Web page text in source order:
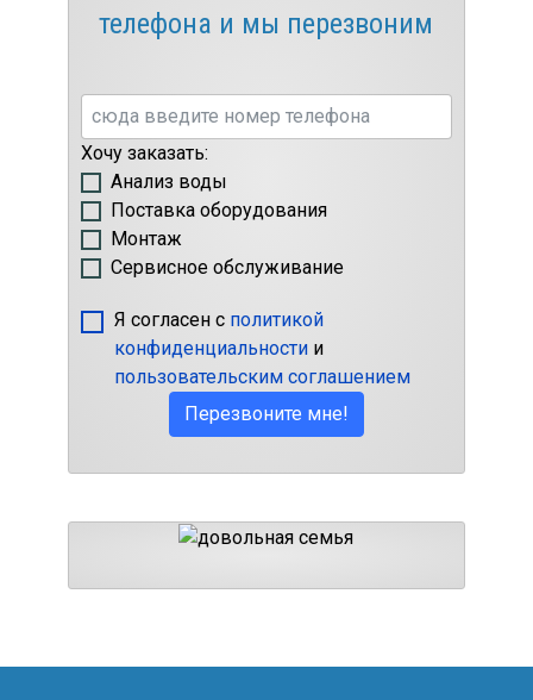
телефона и мы перезвоним
Хочу заказать:
Анализ воды
Поставка оборудования
Монтаж
Сервисное обслуживание
Я согласен с политикой
конфиденциальностии
пользовательским соглашением
Перезвоните мне!